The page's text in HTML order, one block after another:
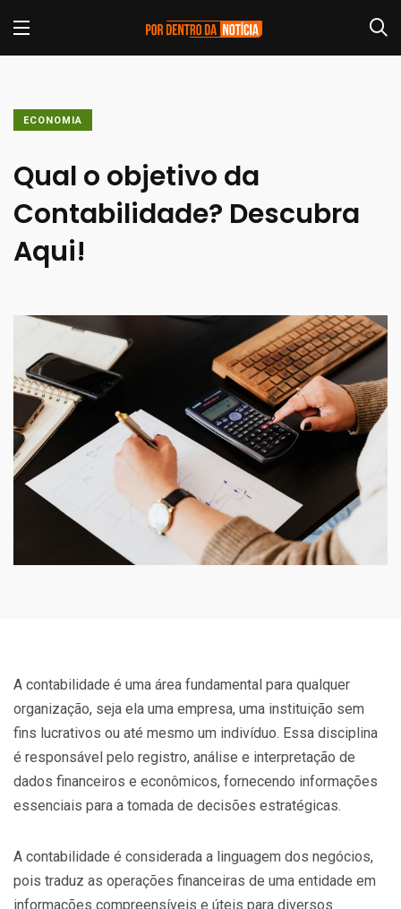
ECONOMIA
Qual o objetivo da
Contabilidade? Descubra
Aqui!
A contabilidade é uma área fundamental para qualquer
organização, seja ela uma empresa, uma instituição sem
fins lucrativos ou até mesmo um indivíduo. Essa disciplina
é responsável pelo registro, análise e interpretação de
dados financeiros e econômicos, fornecendo informações
essenciais para a tomada de decisões estratégicas.
A contabilidade é considerada a linguagem dos negócios,
pois traduz as operações financeiras de uma entidade em
informações compreensíveis e úteis para diversos